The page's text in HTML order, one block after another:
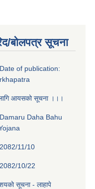
बोलपत्र सूचना
of publication:
आयसको सूचना ।।।
Daha Bahu
11/10
10/22
सूचना - लाहापे